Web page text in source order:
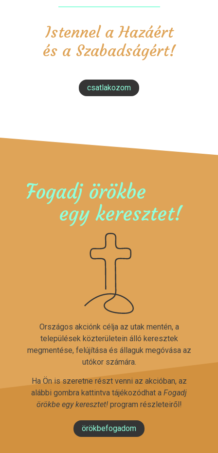
Istennel a Hazáért
és a Szabadságért!
csatlakozom
Fogadj örökbe
egy keresztet!
Országos akciónk célja az utak mentén, a
települések közterületein álló keresztek
megmentése, felújítása és állaguk megóvása az
utókor számára.
Ha Ön is szeretne részt venni az akcióban, az
alábbi gombra kattintva tájékozódhat a Fogadj
örökbe egy keresztet!program részleteiről!
örökbefogadom